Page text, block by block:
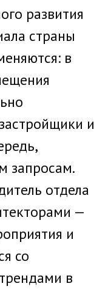
развития
страны
в
и
запросам.
отдела
—
и
со
в